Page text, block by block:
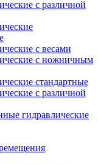
с различной
с весами
с ножничным
стандартные
с различной
гидравлические